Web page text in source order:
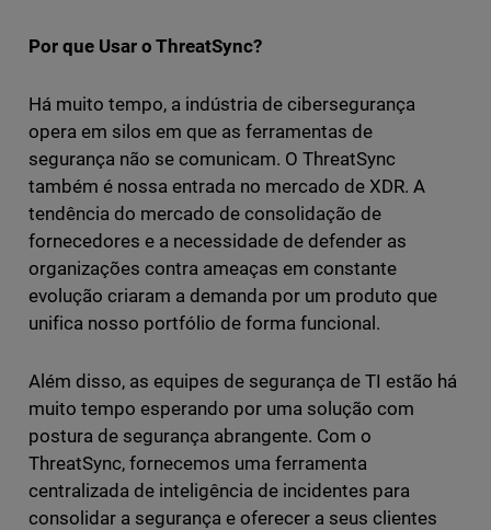
Por que Usar o ThreatSync?
Há muito tempo, a indústria de cibersegurança
opera em silos em que as ferramentas de
segurança não se comunicam. O ThreatSync
também é nossa entrada no mercado de XDR. A
tendência do mercado de consolidação de
fornecedores e a necessidade de defender as
organizações contra ameaças em constante
evolução criaram a demanda por um produto que
unifica nosso portfólio de forma funcional.
Além disso, as equipes de segurança de TI estão há
muito tempo esperando por uma solução com
postura de segurança abrangente. Com o
ThreatSync, fornecemos uma ferramenta
centralizada de inteligência de incidentes para
consolidar a segurança e oferecer a seus clientes